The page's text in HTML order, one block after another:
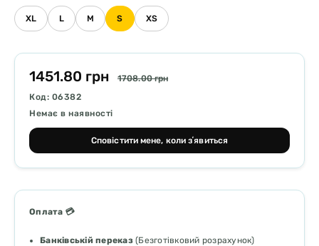
XL L M S ХS
1451.80 грн
1708.00 грн
Код: 06382
Немає в наявності
Сповістити мене, коли зʼявиться
Оплата 💳
Банківській переказ(Безготівковий розрахунок)